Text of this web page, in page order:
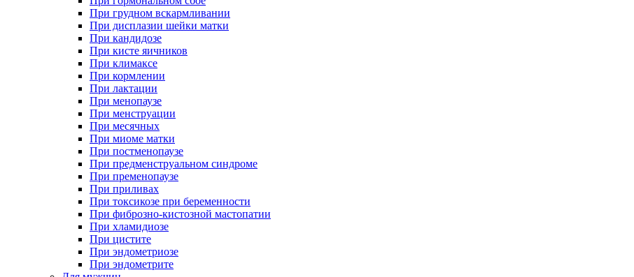
При грудном вскармливании
При дисплазии шейки матки
При кандидозе
При кисте яичников
При климаксе
При кормлении
При лактации
При менопаузе
При менструации
При месячных
При миоме матки
При постменопаузе
При предменструальном синдроме
При пременопаузе
При приливах
При токсикозе при беременности
При фиброзно-кистозной мастопатии
При хламидиозе
При цистите
При эндометриозе
При эндометрите